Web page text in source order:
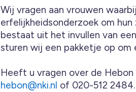
Wij vragen aan vrouwen
erfelijkheidsonderzoek om
bestaat uit het invullen van
sturen wij een pakketje op om
Heeft u vragen over de
hebon@nki.nl of 020-512 2484.